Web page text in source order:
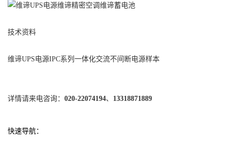
技术资料
维谛UPS电源IPC系列一体化交流不间断电源样本
详情请来电咨询： 020-22074194、 13318871889
快速导航：